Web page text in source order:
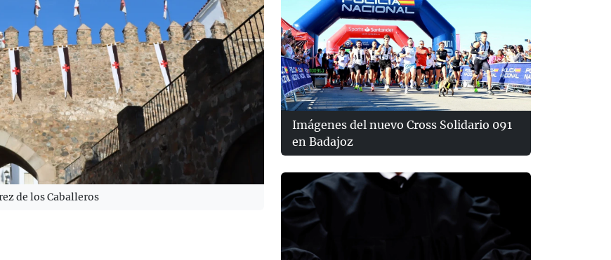
de los Caballeros
Imágenes del nuevo Cross Solidario 091
en Badajoz